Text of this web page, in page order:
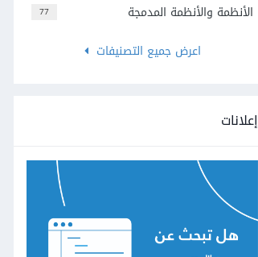
77
الأنظمة والأنظمة المدمجة
اعرض جميع التصنيفات
إعلانات